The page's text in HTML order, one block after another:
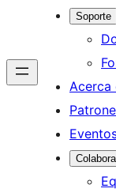
Soporte
Acerca
Colabora